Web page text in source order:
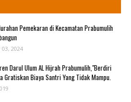
Pemekaran di Kecamatan Prabumulih
2024
Darul Ulum AL Hijrah Prabumulih,"Berdiri
Gratiskan Biaya Santri Yang Tidak Mampu.